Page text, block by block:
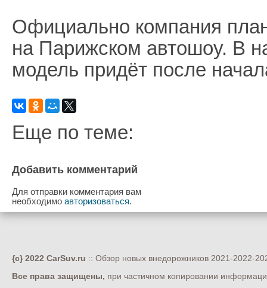
Официально компания
на Парижском автошоу. В
модель придёт после
Еще по теме:
Добавить комментарий
Для отправки комментария вам
необходимо авторизоваться.
{c} 2022 CarSuv.ru :: Обзор новых внедорожников 2021-2022-
Все права защищены, при частичном копировании